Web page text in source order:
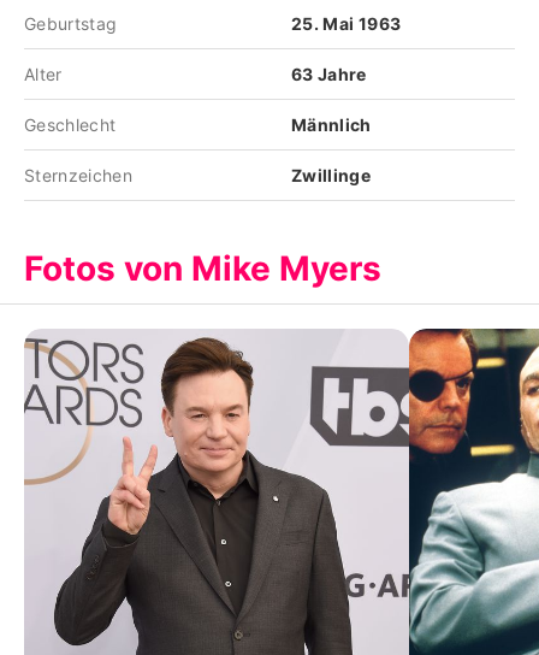
Geburtstag 25. Mai 1963
Alter 63 Jahre
Geschlecht Männlich
Sternzeichen Zwillinge
Fotos von Mike Myers